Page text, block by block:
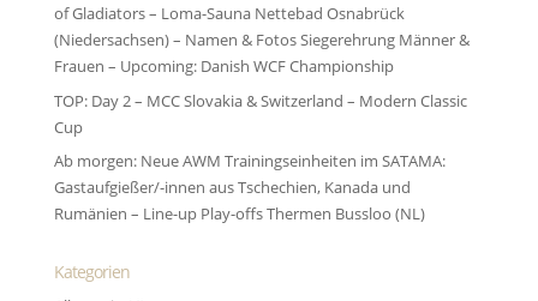
of Gladiators – Loma-Sauna Nettebad Osnabrück
(Niedersachsen) – Namen & Fotos Siegerehrung Männer &
Frauen – Upcoming: Danish WCF Championship
TOP: Day 2 – MCC Slovakia & Switzerland – Modern Classic
Cup
Ab morgen: Neue AWM Trainingseinheiten im SATAMA:
Gastaufgießer/-innen aus Tschechien, Kanada und
Rumänien – Line-up Play-offs Thermen Bussloo (NL)
Kategorien